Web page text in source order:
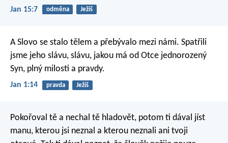
Jan 15:7 odměna Ježíš
A Slovo se stalo tělem a přebývalo mezi námi. Spatřili
jsme jeho slávu, slávu, jakou má od Otce jednorozený
Syn, plný milosti a pravdy.
Jan 1:14 pravda Ježíš
Pokořoval tě a nechal tě hladovět, potom ti dával jíst
manu, kterou jsi neznal a kterou neznali ani tvoji